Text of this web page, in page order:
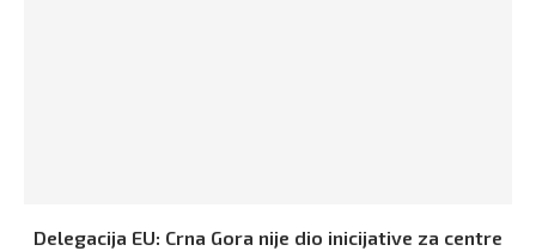
Delegacija EU: Crna Gora nije dio inicijative za centre